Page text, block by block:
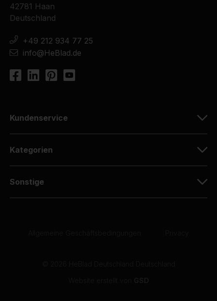
42781 Haan
Deutschland
+49 212 934 77 25
info@HeBlad.de
Kundenservice
Kategorien
Sonstige